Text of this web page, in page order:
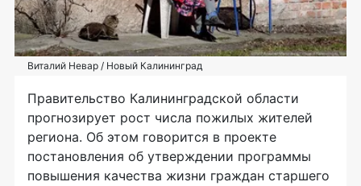
Виталий Невар / Новый Калининград
Правительство Калининградской области
прогнозирует рост числа пожилых жителей
региона. Об этом говорится в проекте
постановления об утверждении программы
повышения качества жизни граждан старшего